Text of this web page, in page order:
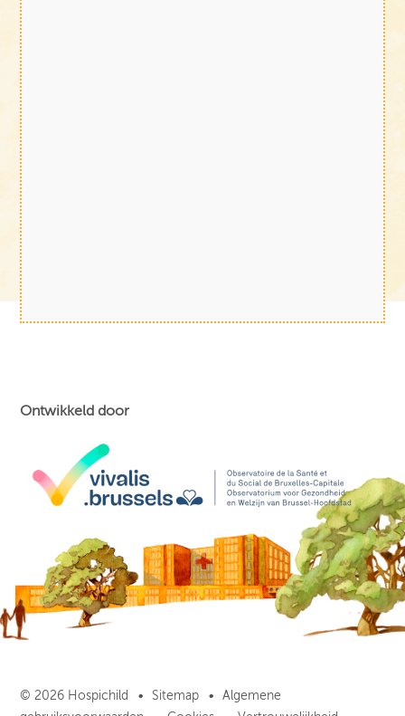
Ontwikkeld door
© 2026 Hospichild Sitemap
Algemene